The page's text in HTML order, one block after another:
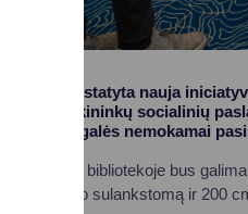
pristatyta nauja
veikti Druskininkų socialinių
įstaigos galės nemokamai
priemonių bibliotekoje bus
(210 cm ilgio sulankstomą ir 200